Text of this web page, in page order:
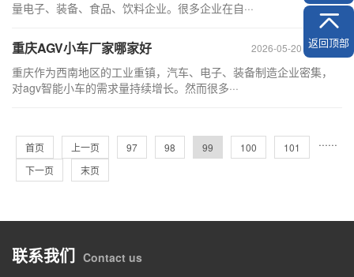
量电子、装备、食品、饮料企业。很多企业在自···
2026-05-20 16:57:40
重庆AGV小车厂家哪家好
重庆作为西南地区的工业重镇，汽车、电子、装备制造企业密集，
对agv智能小车的需求量持续增长。然而很多···
首页 上一页 ···
97 98 99 100 101 ···
下一页 末页
联系我们 Contact us
返回顶部